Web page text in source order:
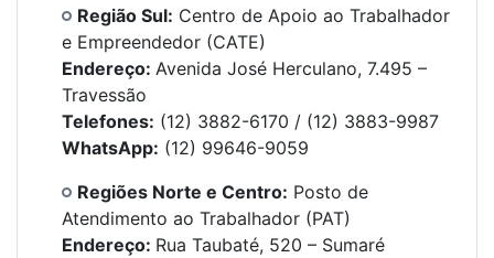
Região Sul: Centro de Apoio ao Trabalhador
e Empreendedor (CATE)
Endereço: Avenida José Herculano, 7.495 –
Travessão
Telefones: (12) 3882-6170 / (12) 3883-9987
WhatsApp: (12) 99646-9059
Regiões Norte e Centro: Posto de
Atendimento ao Trabalhador (PAT)
Endereço: Rua Taubaté, 520 – Sumaré